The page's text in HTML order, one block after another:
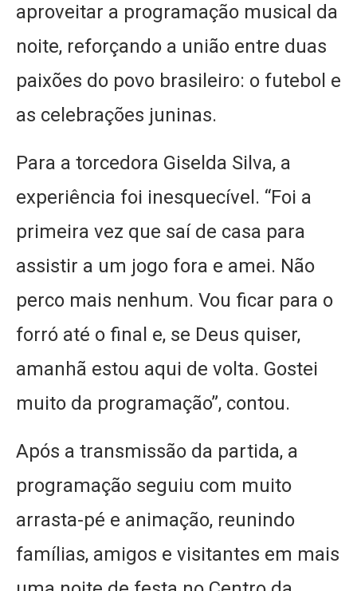
aproveitar a programação musical da
noite, reforçando a união entre duas
paixões do povo brasileiro: o futebol e
as celebrações juninas.
Para a torcedora Giselda Silva, a
experiência foi inesquecível. “Foi a
primeira vez que saí de casa para
assistir a um jogo fora e amei. Não
perco mais nenhum. Vou ficar para o
forró até o final e, se Deus quiser,
amanhã estou aqui de volta. Gostei
muito da programação”, contou.
Após a transmissão da partida, a
programação seguiu com muito
arrasta-pé e animação, reunindo
famílias, amigos e visitantes em mais